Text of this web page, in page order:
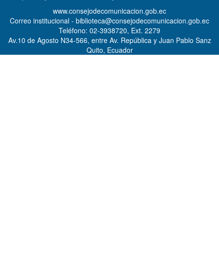
www.consejodecomunicacion.gob.ec
Correo institucional - biblioteca@consejodecomunicacion.gob.ec
Teléfono: 02-3938720, Ext. 2279
Av.10 de Agosto N34-566, entre Av. República y Juan Pablo Sanz
Quito, Ecuador